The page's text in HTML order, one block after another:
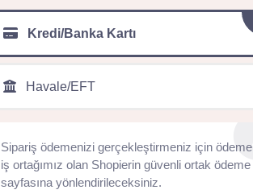
Kredi/Banka Kartı
Havale/EFT
Sipariş ödemenizi gerçekleştirmeniz için ödeme
iş ortağımız olan Shopierin güvenli ortak ödeme
sayfasına yönlendirileceksiniz.